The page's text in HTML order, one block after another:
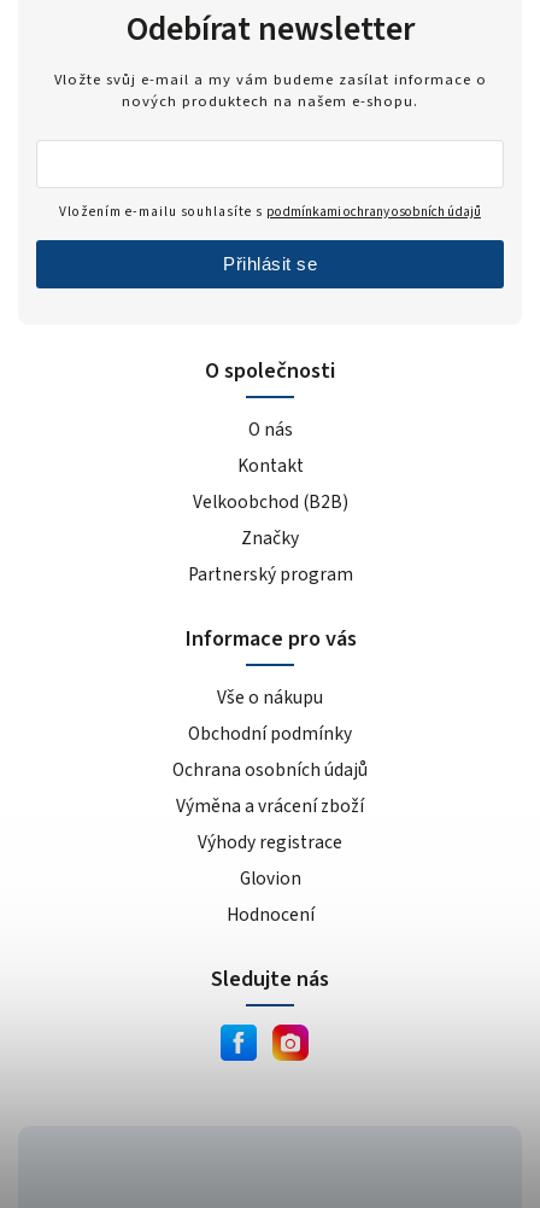
O společnosti
O nás
Kontakt
Velkoobchod (B2B)
Značky
Partnerský program
Informace pro vás
Vše o nákupu
Obchodní podmínky
Ochrana osobních údajů
Výměna a vrácení zboží
Výhody registrace
Glovion
Hodnocení
Odebírat newsletter
Vložte svůj e-mail a my vám budeme zasílat informace o
nových produktech na našem e-shopu.
Vložením e-mailu souhlasíte s podmínkami ochrany osobních údajů
Přihlásit se
Sledujte nás